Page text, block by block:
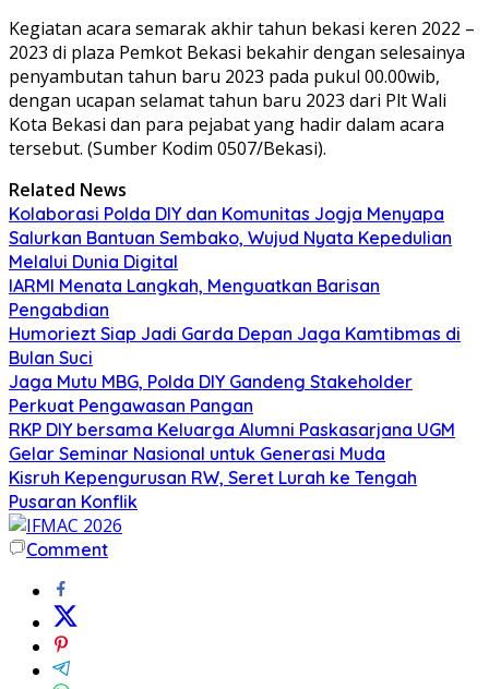
Kegiatan acara semarak akhir tahun bekasi keren 2022 –
2023 di plaza Pemkot Bekasi bekahir dengan selesainya
penyambutan tahun baru 2023 pada pukul 00.00wib,
dengan ucapan selamat tahun baru 2023 dari Plt Wali
Kota Bekasi dan para pejabat yang hadir dalam acara
tersebut. (Sumber Kodim 0507/Bekasi).
Related News
Kolaborasi Polda DIY dan Komunitas Jogja Menyapa
Salurkan Bantuan Sembako, Wujud Nyata Kepedulian
Melalui Dunia Digital
IARMI Menata Langkah, Menguatkan Barisan
Pengabdian
Humoriezt Siap Jadi Garda Depan Jaga Kamtibmas di
Bulan Suci
Jaga Mutu MBG, Polda DIY Gandeng Stakeholder
Perkuat Pengawasan Pangan
RKP DIY bersama Keluarga Alumni Paskasarjana UGM
Gelar Seminar Nasional untuk Generasi Muda
Kisruh Kepengurusan RW, Seret Lurah ke Tengah
Pusaran Konflik
Comment